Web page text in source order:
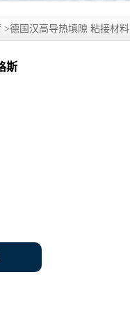
>德国汉高导热填隙 粘接材料
斯